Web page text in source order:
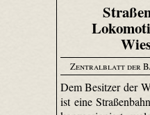
Zentralblatt der
Dem Besitzer der
ist eine